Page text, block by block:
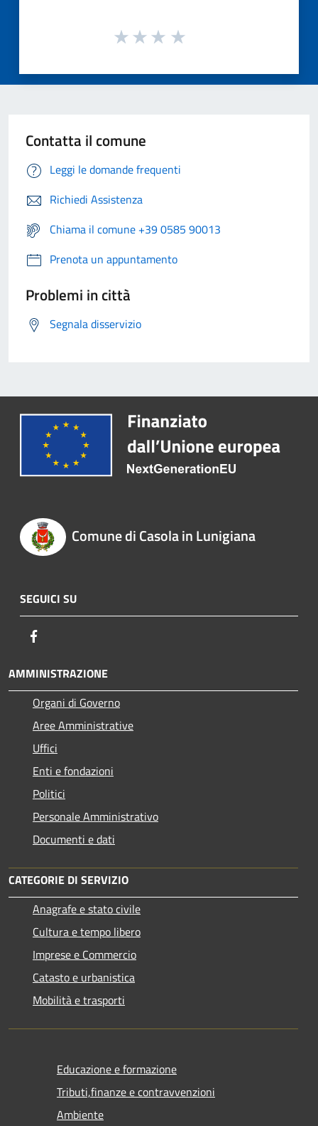
Contatta il comune
Leggi le domande frequenti
Richiedi Assistenza
Chiama il comune +39 0585 90013
Prenota un appuntamento
Problemi in città
Segnala disservizio
Comune di Casola in Lunigiana
SEGUICI SU
AMMINISTRAZIONE
Organi di Governo
Aree Amministrative
Uffici
Enti e fondazioni
Politici
Personale Amministrativo
Documenti e dati
CATEGORIE DI SERVIZIO
Anagrafe e stato civile
Cultura e tempo libero
Imprese e Commercio
Catasto e urbanistica
Mobilità e trasporti
Educazione e formazione
Tributi,finanze e contravvenzioni
Ambiente